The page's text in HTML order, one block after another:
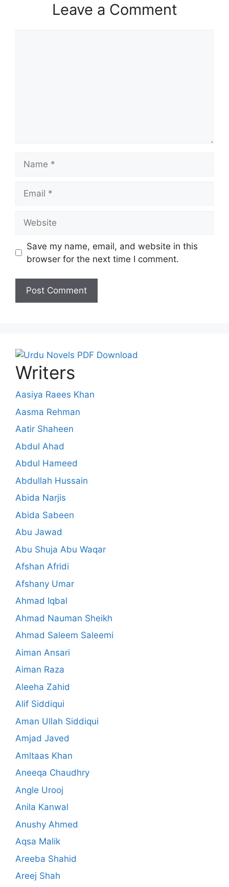
Leave a Comment
Save my name, email, and website in this
browser for the next time I comment.
Writers
Aasiya Raees Khan
Aasma Rehman
Aatir Shaheen
Abdul Ahad
Abdul Hameed
Abdullah Hussain
Abida Narjis
Abida Sabeen
Abu Jawad
Abu Shuja Abu Waqar
Afshan Afridi
Afshany Umar
Ahmad Iqbal
Ahmad Nauman Sheikh
Ahmad Saleem Saleemi
Aiman Ansari
Aiman Raza
Aleeha Zahid
Alif Siddiqui
Aman Ullah Siddiqui
Amjad Javed
Amltaas Khan
Aneeqa Chaudhry
Angle Urooj
Anila Kanwal
Anushy Ahmed
Aqsa Malik
Areeba Shahid
Areej Shah